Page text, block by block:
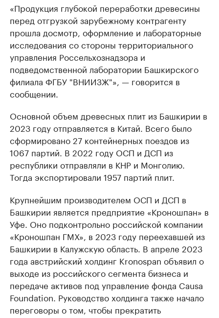
«Продукция глубокой переработки древесины
перед отгрузкой зарубежному контрагенту
прошла досмотр, оформление и лабораторные
исследования со стороны территориального
управления Россельхознадзора и
подведомственной лаборатории Башкирского
филиала ФГБУ "ВНИИЗЖ"», — говорится в
сообщении.
Основной объем древесных плит из Башкирии в
2023 году отправляется в Китай. Всего было
сформировано 27 контейнерных поездов из
1067 партий. В 2022 году ОСП и ДСП из
республики отправляли в КНР и Монголию.
Тогда экспортировали 1957 партий плит.
Крупнейшим производителем ОСП и ДСП в
Башкирии является предприятие «Кроношпан» в
Уфе. Оно подконтрольно российской компании
«Кроношпан ГМХ», в 2023 году переехавшей из
Башкирии в Калужскую область. В апреле 2023
года австрийский холдинг Kronospan объявил о
выходе из российского сегмента бизнеса и
передаче активов под управление фонда Causa
Foundation. Руководство холдинга также начало
переговоры о том, чтобы прекратить